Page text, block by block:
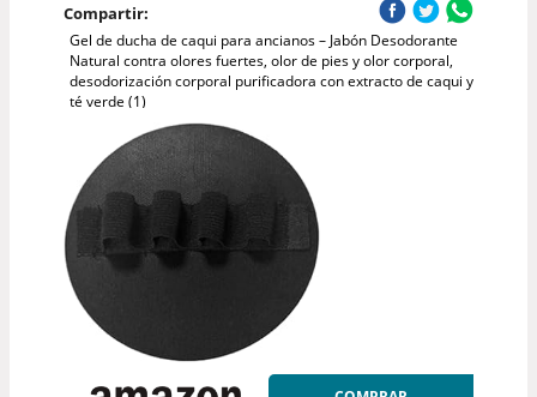
Compartir:
Gel de ducha de caqui para ancianos – Jabón Desodorante
Natural contra olores fuertes, olor de pies y olor corporal,
desodorización corporal purificadora con extracto de caqui y
té verde (1)